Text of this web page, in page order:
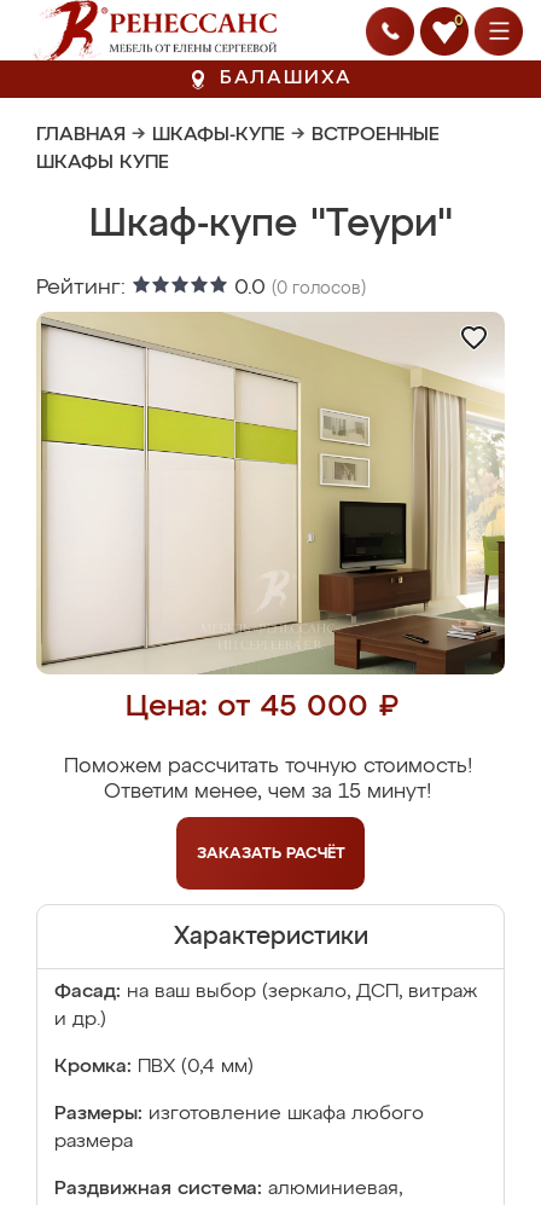
0
БАЛАШИХА
ГЛАВНАЯ → ШКАФЫ-КУПЕ → ВСТРОЕННЫЕ
ШКАФЫ КУПЕ
Шкаф-купе "Теури"
Рейтинг: 0.0 (0 голосов)
Цена: от 45 000 ₽
Поможем рассчитать точную стоимость!
Ответим менее, чем за 15 минут!
ЗАКАЗАТЬ РАСЧЁТ
Характеристики
Фасад: на ваш выбор (зеркало, ДСП, витраж
и др.)
Кромка: ПВХ (0,4 мм)
Размеры: изготовление шкафа любого
размера
Раздвижная система: алюминиевая,